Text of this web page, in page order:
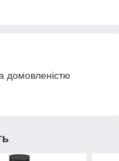
домовленістю